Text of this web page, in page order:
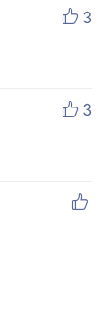
 3
 3
